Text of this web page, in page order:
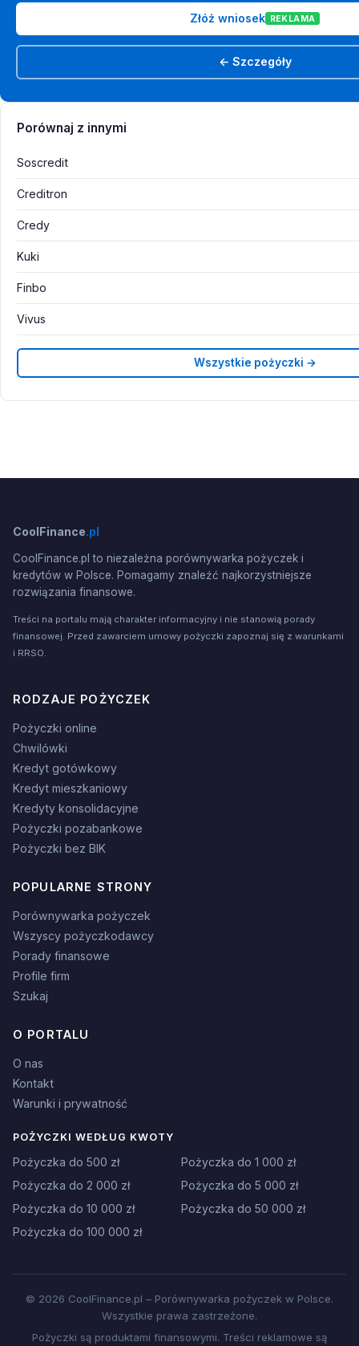
Złóż wniosek REKLAMA
← Szczegóły
Porównaj z innymi
Soscredit
Creditron
Credy
Kuki
Finbo
Vivus
Wszystkie pożyczki →
CoolFinance.pl
CoolFinance.pl to niezależna porównywarka pożyczek i
kredytów w Polsce. Pomagamy znaleźć najkorzystniejsze
rozwiązania finansowe.
Treści na portalu mają charakter informacyjny i nie stanowią porady
finansowej. Przed zawarciem umowy pożyczki zapoznaj się z warunkami
i RRSO.
RODZAJE POŻYCZEK
Pożyczki online
Chwilówki
Kredyt gotówkowy
Kredyt mieszkaniowy
Kredyty konsolidacyjne
Pożyczki pozabankowe
Pożyczki bez BIK
POPULARNE STRONY
Porównywarka pożyczek
Wszyscy pożyczkodawcy
Porady finansowe
Profile firm
Szukaj
O PORTALU
O nas
Kontakt
Warunki i prywatność
POŻYCZKI WEDŁUG KWOTY
Pożyczka do 500 zł
Pożyczka do 1 000 zł
Pożyczka do 2 000 zł
Pożyczka do 5 000 zł
Pożyczka do 10 000 zł
Pożyczka do 50 000 zł
Pożyczka do 100 000 zł
© 2026 CoolFinance.pl – Porównywarka pożyczek w Polsce.
Wszystkie prawa zastrzeżone.
Pożyczki są produktami finansowymi. Treści reklamowe są